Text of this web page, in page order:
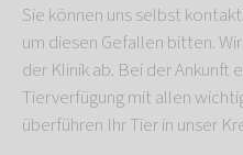
Sie können uns selbst
um diesen Gefallen bitten.
der Klinik ab. Bei der
Tierverfügung mit allen
überführen Ihr Tier in unser